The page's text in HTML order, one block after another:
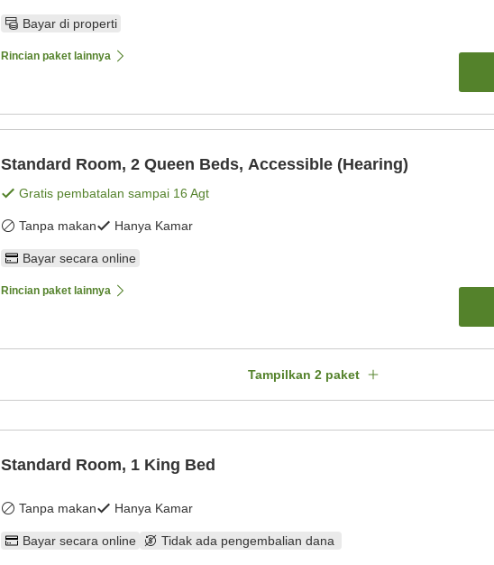
Bayar di properti
Rincian paket lainnya
Standard Room, 2 Queen Beds, Accessible (Hearing)
Gratis pembatalan sampai 16 Agt
Tanpa makan Hanya Kamar
Bayar secara online
Rincian paket lainnya
Tampilkan 2 paket
Standard Room, 1 King Bed
Tanpa makan Hanya Kamar
Bayar secara online Tidak ada pengembalian dana